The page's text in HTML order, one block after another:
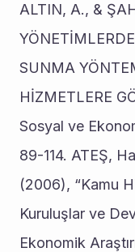
ALTIN, A., &
SUNMA
HİZMETLERE
Sosyal ve
89-114. ATEŞ,
(2006), “Kamu
Kuruluşlar ve
Ekonomik